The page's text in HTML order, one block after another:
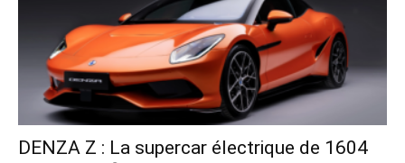
DENZA Z : La supercar électrique de 1604